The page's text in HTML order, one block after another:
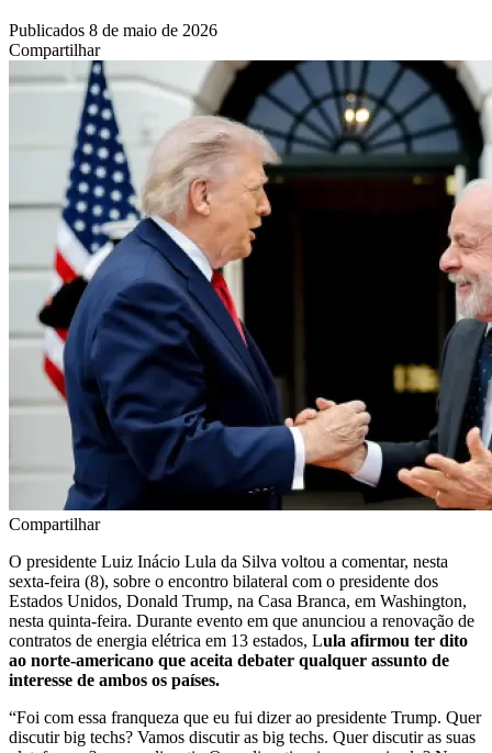
Publicados 8 de maio de 2026
Compartilhar
Compartilhar
O presidente Luiz Inácio Lula da Silva voltou a comentar, nesta
sexta-feira (8), sobre o encontro bilateral com o presidente dos
Estados Unidos, Donald Trump, na Casa Branca, em Washington,
nesta quinta-feira. Durante evento em que anunciou a renovação de
contratos de energia elétrica em 13 estados, Lula afirmou ter dito
ao norte-americano que aceita debater qualquer assunto de
interesse de ambos os países.
“Foi com essa franqueza que eu fui dizer ao presidente Trump. Quer
discutir big techs? Vamos discutir as big techs. Quer discutir as suas